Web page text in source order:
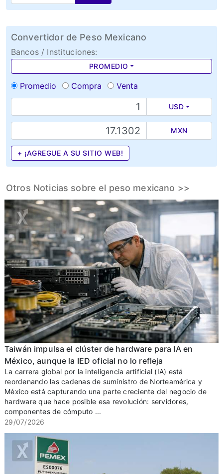
Convertidor de Peso Mexicano
Bancos / Instituciones:
PROMEDIO
Promedio Compra Venta
USD
MXN
+ ¡AGREGUE A SU SITIO WEB!
Otros Noticias sobre el peso mexicano >>
Taiwán impulsa el clúster de hardware para IA en
México, aunque la IED oficial no lo refleja
La carrera global por la inteligencia artificial (IA) está
reordenando las cadenas de suministro de Norteamérica y
México está capturando una parte creciente del negocio de
hardware que hace posible esa revolución: servidores,
componentes de cómputo ...
29/07/2026